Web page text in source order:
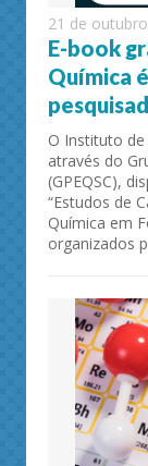
21 de
E-book
Química
O Instituto de
através do
(GPEQSC),
“Estudos de
Química em
organizados